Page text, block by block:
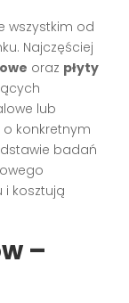
wszystkim od
Najczęściej
oraz płyty
lub
konkretnym
badań
kosztują
–